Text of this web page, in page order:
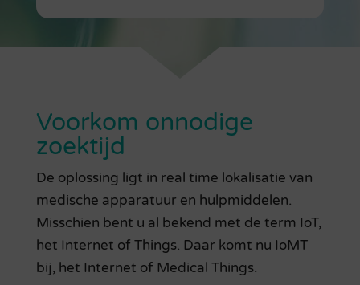
Voorkom onnodige
zoektijd
De oplossing ligt in real time lokalisatie van
medische apparatuur en hulpmiddelen.
Misschien bent u al bekend met de term IoT,
het Internet of Things. Daar komt nu IoMT
bij, het Internet of Medical Things.